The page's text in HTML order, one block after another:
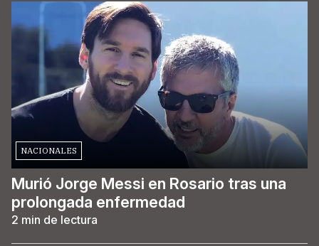
NACIONALES
Murió Jorge Messi en Rosario tras una
prolongada enfermedad
2 min de lectura